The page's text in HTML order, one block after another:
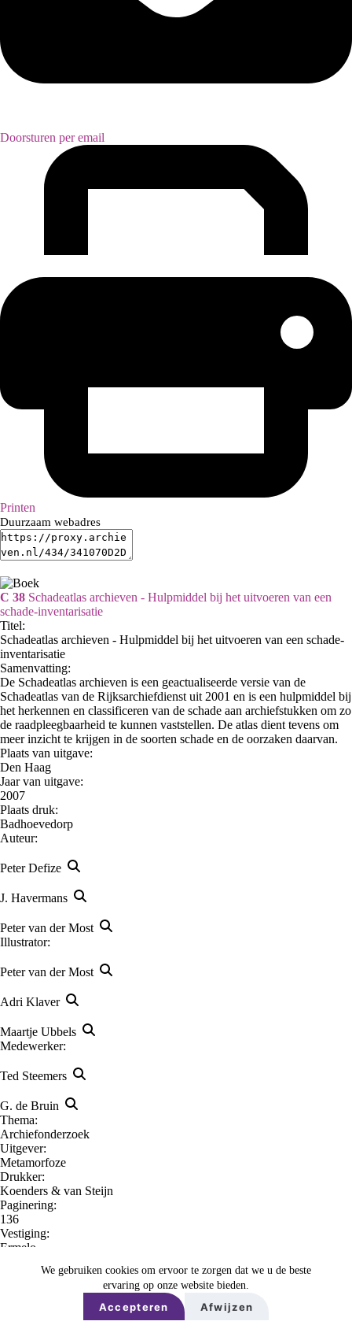
We gebruiken cookies om ervoor te zorgen dat we u de beste
ervaring op onze website bieden.
Accepteren Afwijzen
Doorsturen per email
Printen
Duurzaam webadres
C 38 Schadeatlas archieven - Hulpmiddel bij het uitvoeren van een
schade-inventarisatie
Titel:
Schadeatlas archieven - Hulpmiddel bij het uitvoeren van een schade-
inventarisatie
Samenvatting:
De Schadeatlas archieven is een geactualiseerde versie van de
Schadeatlas van de Rijksarchiefdienst uit 2001 en is een hulpmiddel bij
het herkennen en classificeren van de schade aan archiefstukken om zo
de raadpleegbaarheid te kunnen vaststellen. De atlas dient tevens om
meer inzicht te krijgen in de soorten schade en de oorzaken daarvan.
Plaats van uitgave:
Den Haag
Jaar van uitgave:
2007
Plaats druk:
Badhoevedorp
Auteur:
Peter Defize
J. Havermans
Peter van der Most
Illustrator:
Peter van der Most
Adri Klaver
Maartje Ubbels
Medewerker:
Ted Steemers
G. de Bruin
Thema:
Archiefonderzoek
Uitgever:
Metamorfoze
Drukker:
Koenders & van Steijn
Paginering:
136
Vestiging:
Ermelo